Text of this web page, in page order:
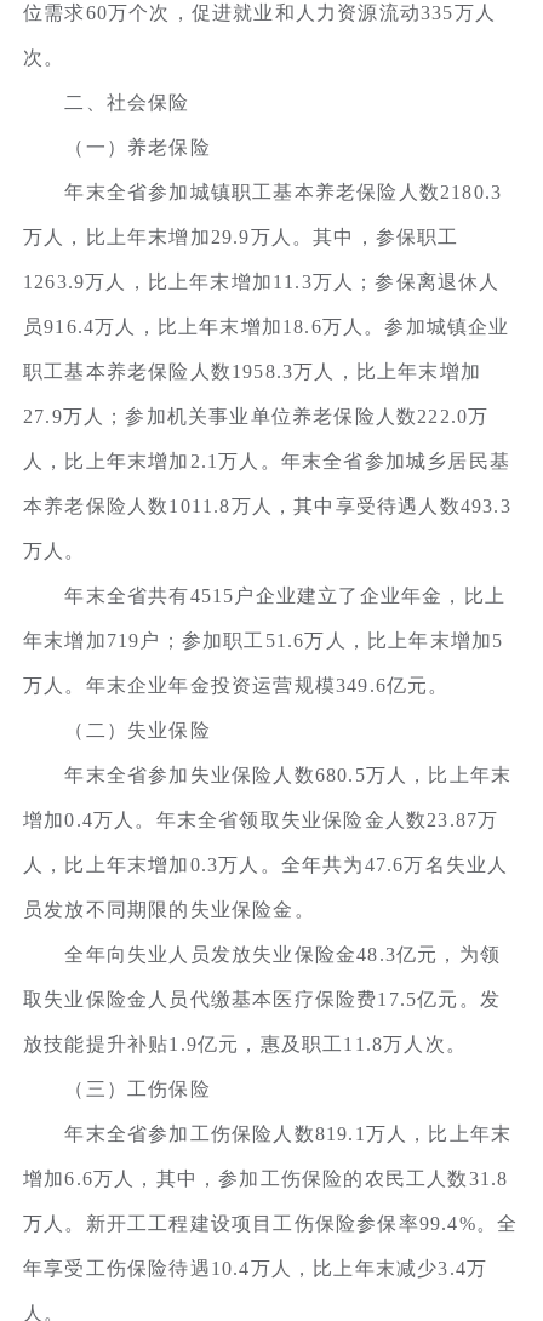
位需求60万个次，促进就业和人力资源流动335万人
次。
二、社会保险
（一）养老保险
年末全省参加城镇职工基本养老保险人数2180.3
万人，比上年末增加29.9万人。其中，参保职工
1263.9万人，比上年末增加11.3万人；参保离退休人
员916.4万人，比上年末增加18.6万人。参加城镇企业
职工基本养老保险人数1958.3万人，比上年末增加
27.9万人；参加机关事业单位养老保险人数222.0万
人，比上年末增加2.1万人。年末全省参加城乡居民基
本养老保险人数1011.8万人，其中享受待遇人数493.3
万人。
年末全省共有4515户企业建立了企业年金，比上
年末增加719户；参加职工51.6万人，比上年末增加5
万人。年末企业年金投资运营规模349.6亿元。
（二）失业保险
年末全省参加失业保险人数680.5万人，比上年末
增加0.4万人。年末全省领取失业保险金人数23.87万
人，比上年末增加0.3万人。全年共为47.6万名失业人
员发放不同期限的失业保险金。
全年向失业人员发放失业保险金48.3亿元，为领
取失业保险金人员代缴基本医疗保险费17.5亿元。发
放技能提升补贴1.9亿元，惠及职工11.8万人次。
（三）工伤保险
年末全省参加工伤保险人数819.1万人，比上年末
增加6.6万人，其中，参加工伤保险的农民工人数31.8
万人。新开工工程建设项目工伤保险参保率99.4%。全
年享受工伤保险待遇10.4万人，比上年末减少3.4万
人。